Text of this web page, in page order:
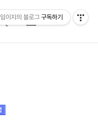
검
메
임이지의 블로그 구독하기